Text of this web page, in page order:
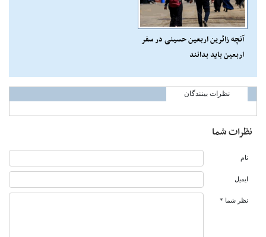
آنچه زائرین اربعین حسینی در سفر
اربعین باید بدانند
نظرات بینندگان
نظرات شما
نام
ایمیل
نظر شما *